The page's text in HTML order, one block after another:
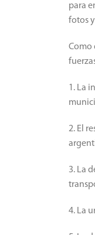
para
fotos
Como
1. La
2. El
3. La
4. La